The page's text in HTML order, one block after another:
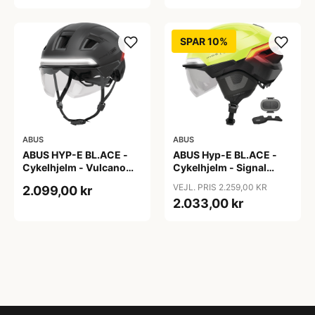
ABUS
ABUS HYP-E BL.ACE -
Cykelhjelm - Vulcano
2.099,00 kr
SPAR 10%
ABUS
ABUS Hyp-E BL.ACE -
Cykelhjelm - Signal
VEJL. PRIS 2.259,00 KR
2.033,00 kr